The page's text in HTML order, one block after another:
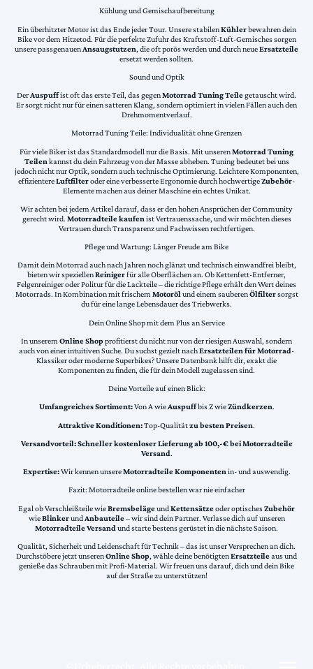
Kühlung und Gemischaufbereitung
Ein überhitzter Motor ist das Ende jeder Tour. Unsere stabilenKühlerbewahren dein
Bike vor dem Hitzetod. Für die perfekte Zufuhr des Kraftstoff-Luft-Gemisches sorgen
unsere passgenauenAnsaugstutzen, die oft porös werden und durch neueErsatzteile
ersetzt werden sollten.
Sound und Optik
DerAuspuffist oft das erste Teil, das gegenMotorrad Tuning Teilegetauscht wird.
Er sorgt nicht nur für einen satteren Klang, sondern optimiert in vielen Fällen auch den
Drehmomentverlauf.
Motorrad Tuning Teile: Individualität ohne Grenzen
Für viele Biker ist das Standardmodell nur die Basis. Mit unserenMotorrad Tuning
Teilen kannst du dein Fahrzeug von der Masse abheben. Tuning bedeutet bei uns
jedoch nicht nur Optik, sondern auch technische Optimierung. Leichtere Komponenten,
effizientereLuftfilteroder eine verbesserte Ergonomie durch hochwertigeZubehör-
Elemente machen aus deiner Maschine ein echtes Unikat.
Wir achten bei jedem Artikel darauf, dass er den hohen Ansprüchen der Community
gerecht wird. Motorradteile kaufen ist Vertrauenssache, und wir möchten dieses
Vertrauen durch Transparenz und Fachwissen rechtfertigen.
Pflege und Wartung: Länger Freude am Bike
Damit dein Motorrad auch nach Jahren noch glänzt und technisch einwandfrei bleibt,
bieten wir speziellenReinigerfür alle Oberflächen an. Ob Kettenfett-Entferner,
Felgenreiniger oder Politur für die Lackteile – die richtige Pflege erhält den Wert deines
Motorrads. In Kombination mit frischemMotorölund einem sauberenÖlfiltersorgst
du für eine lange Lebensdauer des Triebwerks.
Dein Online Shop mit dem Plus an Service
In unserem Online Shopprofitierst du nicht nur von der riesigen Auswahl, sondern
auch von einer intuitiven Suche. Du suchst gezielt nachErsatzteilen für Motorrad-
Klassiker oder moderne Superbikes? Unsere Datenbank hilft dir, exakt die
Komponenten zu finden, die für dein Modell zugelassen sind.
Deine Vorteile auf einen Blick:
Umfangreiches Sortiment:Von A wieAuspuffbis Z wieZündkerzen.
Attraktive Konditionen:Top-Qualitätzu besten Preisen.
Versandvorteil:Schneller kostenloser Lieferung ab 100,-€ bei Motorradteile
Versand.
Expertise:Wir kennen unsereMotorradteile Komponentenin- und auswendig.
Fazit: Motorradteile online bestellen war nie einfacher
Egal ob Verschleißteile wieBremsbelägeundKettensätzeoder optischesZubehör
wieBlinkerundAnbauteile– wir sind dein Partner. Verlasse dich auf unseren
Motorradteile Versand und starte bestens gerüstet in die nächste Saison.
Qualität, Sicherheit und Leidenschaft für Technik – das ist unser Versprechen an dich.
Durchstöbere jetzt unserenOnline Shop, wähle deine benötigtenErsatzteileaus und
genieße das Schrauben mit Profi-Material. Wir freuen uns darauf, dich und dein Bike
auf der Straße zu unterstützen!